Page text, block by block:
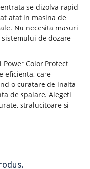
se dizolva rapid
atat in masina de
Nu necesita masuri
de dozare
Color Protect
eficienta, care
o curatare de inalta
de spalare. Alegeti
stralucitoare si